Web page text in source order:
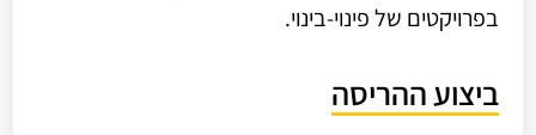
בפרויקטים של פינוי-בינוי.
ביצוע ההריסה